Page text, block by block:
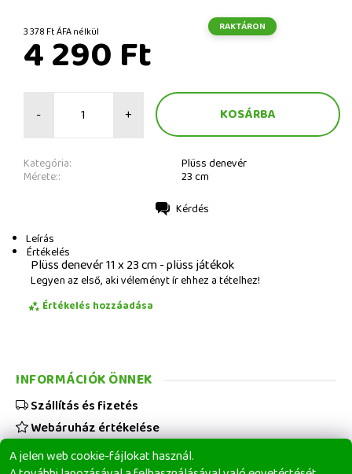
3 378 Ft ÁFA nélkül RAKTÁRON
4 290 Ft
- +
Kategória: Plüss denevér
Mérete:: 23 cm
Kérdés
Leírás
Értékelés
Plüss denevér 11 x 23 cm - plüss játékok
Legyen az első, aki véleményt ír ehhez a tételhez!
Értékelés hozzáadása
A jelen web cookie-fájlokat használ.
INFORMÁCIÓK ÖNNEK
Szállítás és fizetés
Webáruház értékelése
Viszonteladóknak